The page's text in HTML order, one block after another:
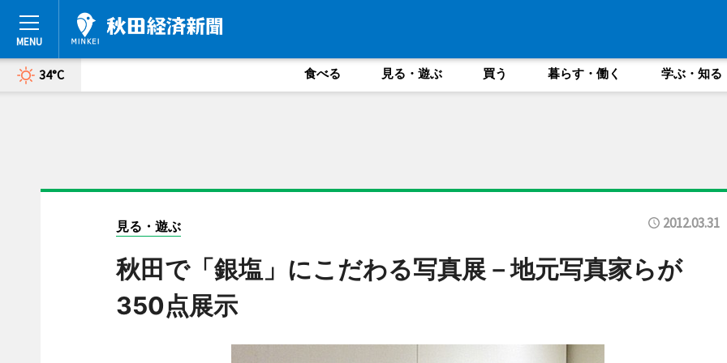
34°C 食べる 見る・遊ぶ 買う 暮らす・働く 学ぶ・知る
見る・遊ぶ 2012.03.31
秋田で「銀塩」にこだわる写真展－地元写真家らが
350点展示